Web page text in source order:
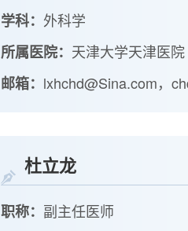
学科： 外科学
所属医院： 天津大学天津医院
邮箱： lxhchd@Sina.com，
杜立龙
职称： 副主任医师